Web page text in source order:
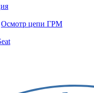
Осмотр цепи ГРМ